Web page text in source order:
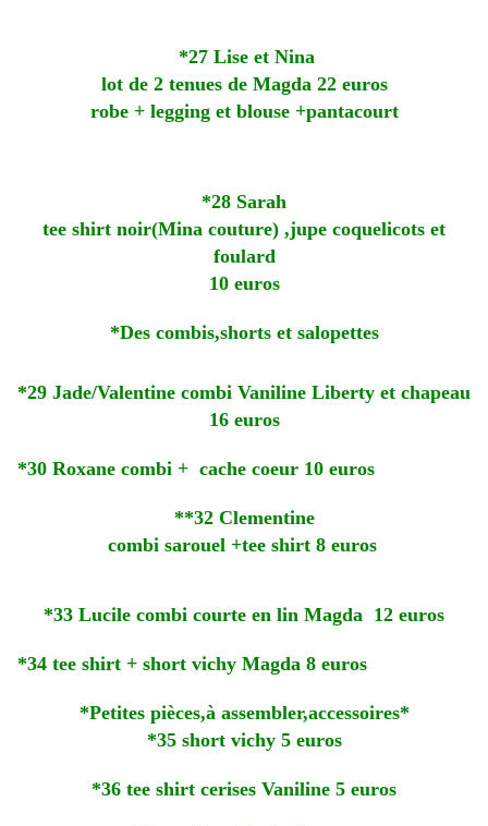
*27 Lise et Nina
lot de 2 tenues de Magda 22 euros
robe + legging et blouse +pantacourt
*28 Sarah
tee shirt noir(Mina couture) ,jupe coquelicots et
foulard
10 euros
*Des combis,shorts et salopettes
*29 Jade/Valentine combi Vaniline Liberty et chapeau
16 euros
*30 Roxane combi + cache coeur 10 euros
**32 Clementine
combi sarouel +tee shirt 8 euros
*33 Lucile combi courte en lin Magda 12 euros
*34 tee shirt + short vichy Magda 8 euros
*Petites pièces,à assembler,accessoires*
*35 short vichy 5 euros
*36 tee shirt cerises Vaniline 5 euros